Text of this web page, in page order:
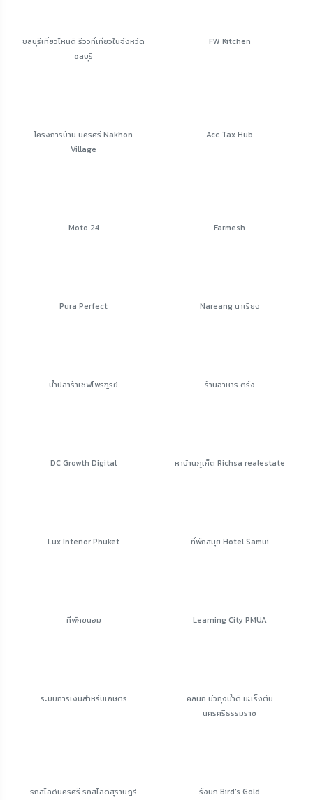
ชลบุรีเที่ยวไหนดี รีวิวที่เที่ยวในจังหวัด
ชลบุรี
FW Kitchen
โครงการบ้าน นครศรี Nakhon
Village
Acc Tax Hub
Moto 24 Farmesh
Pura Perfect Nareang นาเรียง
น้ำปลาร้าเชฟไพรฑูรย์ ร้านอาหาร ตรัง
DC Growth Digital หาบ้านภูเก็ต Richsa realestate
Lux Interior Phuket ที่พักสมุย Hotel Samui
ที่พักขนอม Learning City PMUA
ระบบการเงินสำหรับเกษตร
คลินิก นิ่วถุงน้ำดี มะเร็งตับ
นครศรีธรรมราช
รถสไลด์นครศรี รถสไลด์สุราษฎร์ รังนก Bird's Gold